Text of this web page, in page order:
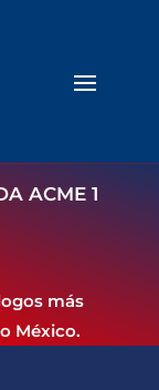
ACME 1
más
México.